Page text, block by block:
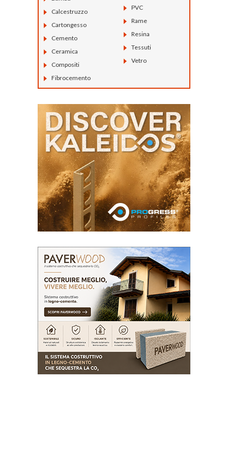
Calcestruzzo
Cartongesso
Cemento
Ceramica
Compositi
Fibrocemento
PVC
Rame
Resina
Tessuti
Vetro